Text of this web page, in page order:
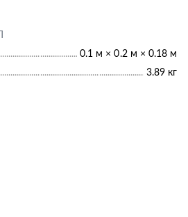
0.1 м × 0.2 м × 0.18 м
3.89 кг